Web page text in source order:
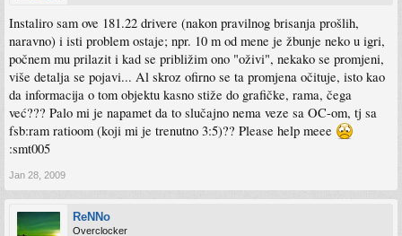
Instaliro sam ove 181.22 drivere (nakon pravilnog brisanja prošlih,
naravno) i isti problem ostaje; npr. 10 m od mene je žbunje neko u igri,
počnem mu prilazit i kad se približim ono "oživi", nekako se promjeni,
više detalja se pojavi... Al skroz ofirno se ta promjena očituje, isto kao
da informacija o tom objektu kasno stiže do grafičke, rama, čega
već??? Palo mi je napamet da to slučajno nema veze sa OC-om, tj sa
fsb:ram ratioom (koji mi je trenutno 3:5)?? Please help meee
:smt005
Jan 28, 2009
ReNNo
Overclocker